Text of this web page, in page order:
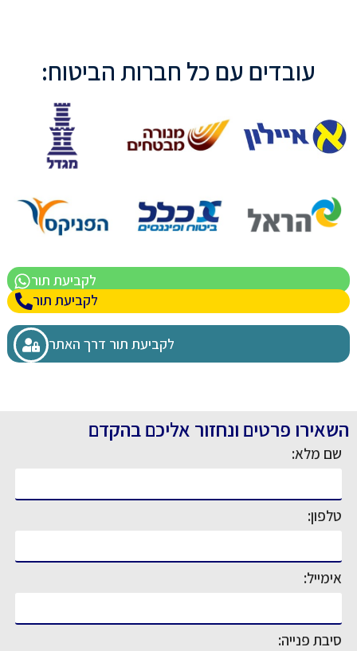
עובדים עם כל חברות הביטוח:
לקביעת תור
לקביעת תור
לקביעת תור דרך האתר
השאירו פרטים ונחזור אליכם בהקדם
שם מלא:
טלפון:
אימייל:
סיבת פנייה: